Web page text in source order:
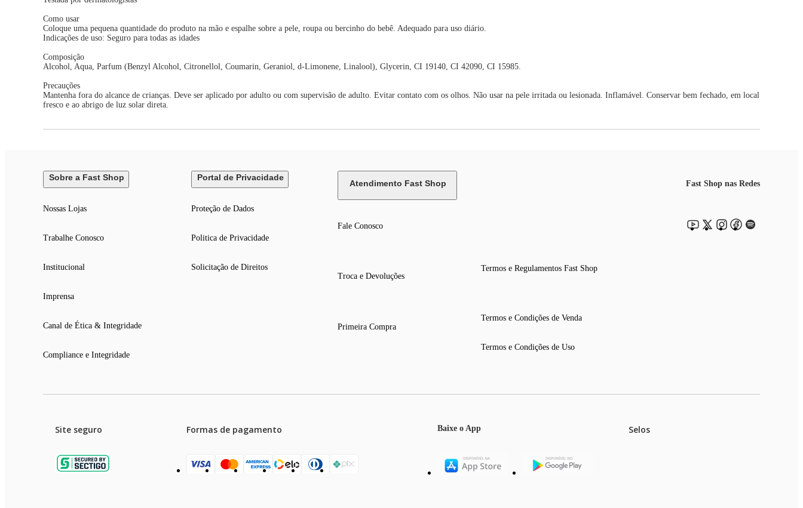
Como usar
Coloque uma pequena quantidade do produto na mão e espalhe sobre a pele, roupa ou bercinho do bebê. Adequado para uso diário.
Indicações de uso: Seguro para todas as idades
Composição
Alcohol, Aqua, Parfum (Benzyl Alcohol, Citronellol, Coumarin, Geraniol, d-Limonene, Linalool), Glycerin, CI 19140, CI 42090, CI 15985.
Precauções
Mantenha fora do alcance de crianças. Deve ser aplicado por adulto ou com supervisão de adulto. Evitar contato com os olhos. Não usar na pele irritada ou lesionada. Inflamável. Conservar bem fechado, em local
fresco e ao abrigo de luz solar direta.
Sobre a Fast Shop
Nossas Lojas
Trabalhe Conosco
Institucional
Imprensa
Canal de Ética & Integridade
Compliance e Integridade
Portal de Privacidade
Proteção de Dados
Politica de Privacidade
Solicitação de Direitos
Atendimento Fast Shop
Fale Conosco
Troca e Devoluções
Primeira Compra
Termos e Regulamentos Fast Shop
Termos e Condições de Venda
Termos e Condições de Uso
Fast Shop nas Redes
Site seguro Formas de pagamento Baixe o App Selos